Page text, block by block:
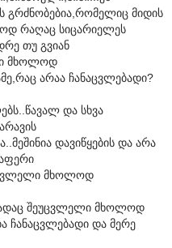
გრძნობებია,რომელიც მიდის
რაღაც სიცარიელეს
თუ გვიან
მხოლოდ
არაა ჩანაცვლებადი?
და სხვა
დავიწყების და არა
მხოლოდ
შეუცვლელი მხოლოდ
ჩანაცვლებადი და მერე